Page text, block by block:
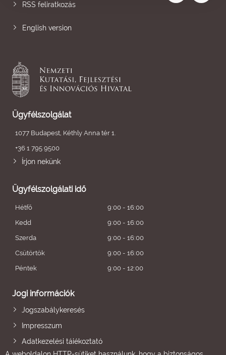
RSS feliratkozás
English version
Ügyfélszolgálat
1077 Budapest, Kéthly Anna tér 1.
+36 1 795 9500
Írjon nekünk
Ügyfélszolgálati idő
Hétfő
9:00 - 16:00
Kedd
9:00 - 16:00
Szerda
9:00 - 16:00
Csütörtök
9:00 - 16:00
Péntek
9:00 - 12:00
Jogi információk
Jogszabálykeresés
Impresszum
Adatkezelési tájékoztató